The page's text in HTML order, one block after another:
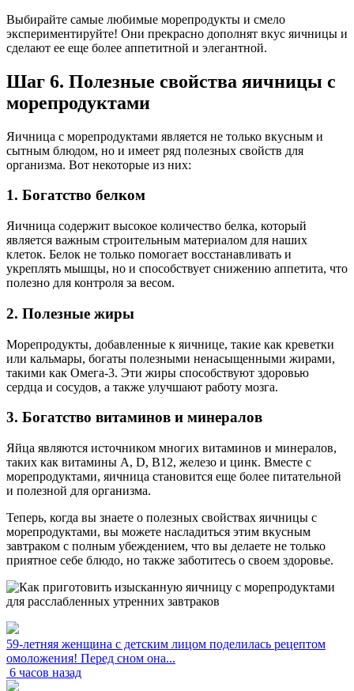
Выбирайте самые любимые морепродукты и смело
экспериментируйте! Они прекрасно дополнят вкус яичницы и
сделают ее еще более аппетитной и элегантной.
Шаг 6. Полезные свойства яичницы с
морепродуктами
Яичница с морепродуктами является не только вкусным и
сытным блюдом, но и имеет ряд полезных свойств для
организма. Вот некоторые из них:
1. Богатство белком
Яичница содержит высокое количество белка, который
является важным строительным материалом для наших
клеток. Белок не только помогает восстанавливать и
укреплять мышцы, но и способствует снижению аппетита, что
полезно для контроля за весом.
2. Полезные жиры
Морепродукты, добавленные к яичнице, такие как креветки
или кальмары, богаты полезными ненасыщенными жирами,
такими как Омега-3. Эти жиры способствуют здоровью
сердца и сосудов, а также улучшают работу мозга.
3. Богатство витаминов и минералов
Яйца являются источником многих витаминов и минералов,
таких как витамины A, D, B12, железо и цинк. Вместе с
морепродуктами, яичница становится еще более питательной
и полезной для организма.
Теперь, когда вы знаете о полезных свойствах яичницы с
морепродуктами, вы можете насладиться этим вкусным
завтраком с полным убеждением, что вы делаете не только
приятное себе блюдо, но также заботитесь о своем здоровье.
59-летняя женщина с детским лицом поделилась рецептом
омоложения! Перед сном она...
6 часов назад